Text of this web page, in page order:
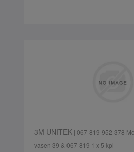
3M UNITEK| 067-819-952-378
vasen 39 & 067-819 1 x 5 kpl